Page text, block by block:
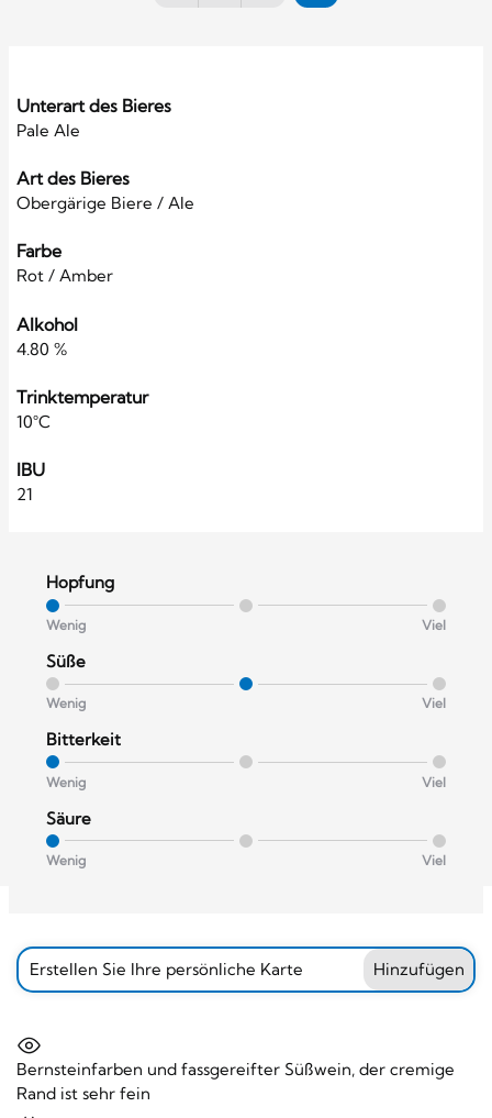
Unterart des Bieres
Pale Ale
Art des Bieres
Obergärige Biere / Ale
Farbe
Rot / Amber
Alkohol
4.80 %
Trinktemperatur
10°C
IBU
21
Hopfung
Wenig Viel
Süße
Wenig Viel
Bitterkeit
Wenig Viel
Säure
Wenig Viel
Erstellen Sie Ihre persönliche Karte Hinzufügen
Bernsteinfarben und fassgereifter Süßwein, der cremige
Rand ist sehr fein